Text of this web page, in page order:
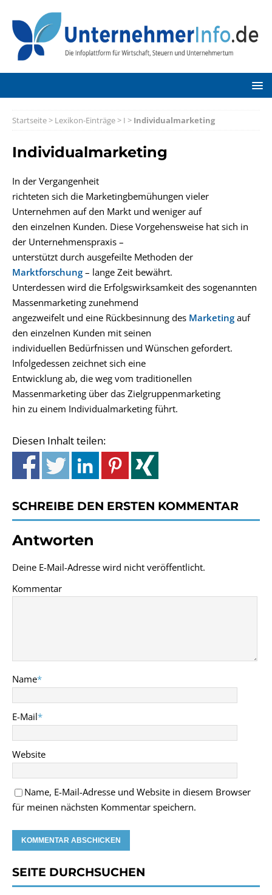
Startseite> Lexikon-Einträge> I > Individualmarketing
Individualmarketing
In der Vergangenheit
richteten sich die Marketingbemühungen vieler
Unternehmen auf den Markt und weniger auf
den einzelnen Kunden. Diese Vorgehensweise hat sich in
der Unternehmenspraxis –
unterstützt durch ausgefeilte Methoden der
Marktforschung – lange Zeit bewährt.
Unterdessen wird die Erfolgswirksamkeit des sogenannten
Massenmarketing zunehmend
angezweifelt und eine Rückbesinnung des Marketing auf
den einzelnen Kunden mit seinen
individuellen Bedürfnissen und Wünschen gefordert.
Infolgedessen zeichnet sich eine
Entwicklung ab, die weg vom traditionellen
Massenmarketing über das Zielgruppenmarketing
hin zu einem Individualmarketing führt.
Diesen Inhalt teilen:
SCHREIBE DEN ERSTEN KOMMENTAR
Antworten
Deine E-Mail-Adresse wird nicht veröffentlicht.
Kommentar
Name*
E-Mail*
Website
Name, E-Mail-Adresse und Website in diesem Browser
für meinen nächsten Kommentar speichern.
SEITE DURCHSUCHEN